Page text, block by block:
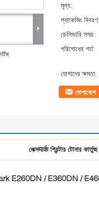
মূল্য:
প্যাকেজিং বিবরণ:
ডেলিভারি সময়:
পরিশোধের শর্ত:
যোগানের ক্ষমতা:
যোগাযোগ
লেক্সमार्क প্রিন্টার টোনার কার্তুজ,
E260DN / E360DN /